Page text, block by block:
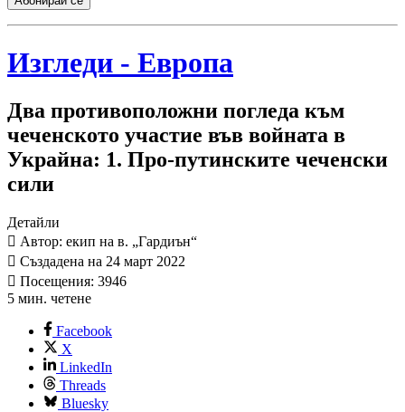
Изгледи - Европа
Два противоположни погледа към
чеченското участие във войната в
Украйна: 1. Про-путинските чеченски
сили
Детайли
Автор: екип на в. „Гардиън“
Създадена на 24 март 2022
Посещения: 3946
5 мин. четене
Facebook
X
LinkedIn
Threads
Bluesky